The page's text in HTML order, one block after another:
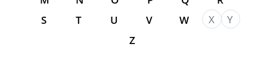
S
T U V W X
Y
Z